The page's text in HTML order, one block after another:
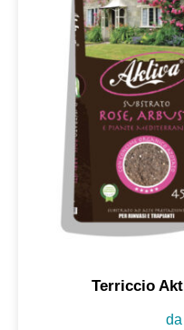
Terriccio
da